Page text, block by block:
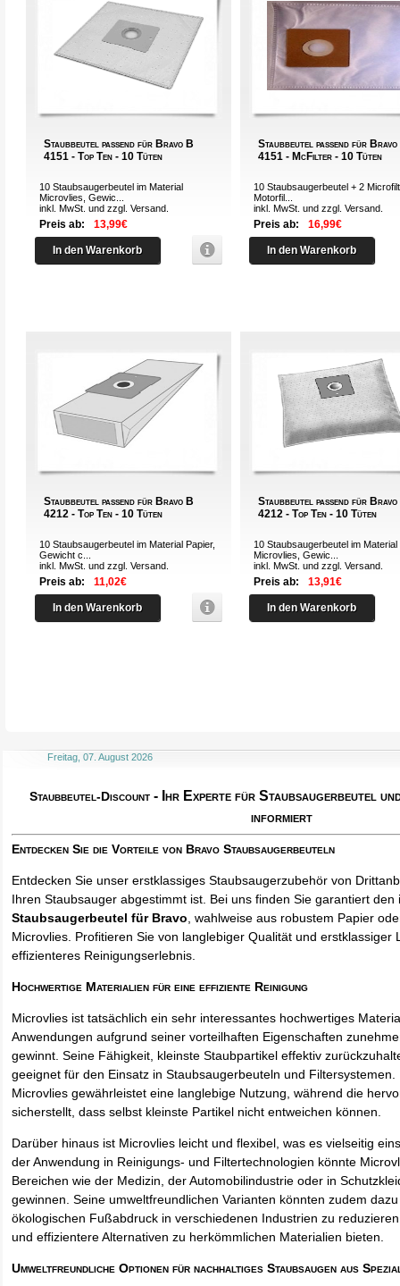
Staubbeutel passend für Bravo B
4151 - Top Ten - 10 Tüten
10 Staubsaugerbeutel im Material
Microvlies, Gewic...
inkl. MwSt. und zzgl.Versand
Preis ab: 13,99€
In den Warenkorb
Staubbeutel passend für
4151 - McFilter - 10 Tüten
10 Staubsaugerbeutel + 2
Motorfil...
inkl. MwSt. und zzgl.Versand
Preis ab: 16,99€
In den Warenkorb
Staubbeutel passend für Bravo B
4212 - Top Ten - 10 Tüten
10 Staubsaugerbeutel im Material Papier,
Gewicht c...
inkl. MwSt. und zzgl.Versand
Preis ab: 11,02€
In den Warenkorb
Staubbeutel passend für
4212 - Top Ten - 10 Tüten
10 Staubsaugerbeutel im Material
Microvlies, Gewic...
inkl. MwSt. und zzgl.Versand
Preis ab: 13,91€
In den Warenkorb
Freitag, 07. August 2026
Staubbeutel-Discount - Ihr Experte für Staubsaugerbeutel
informiert
Entdecken Sie die Vorteile von Bravo Staubsaugerbeuteln
Entdecken Sie unser erstklassiges Staubsaugerzubehör von
Ihren Staubsauger abgestimmt ist. Bei uns finden Sie garantiert den
Staubsaugerbeutel für Bravo, wahlweise aus robustem Papier
Microvlies. Profitieren Sie von langlebiger Qualität und erstklassiger
effizienteres Reinigungserlebnis.
Hochwertige Materialien für eine effiziente Reinigung
Microvlies ist tatsächlich ein sehr interessantes hochwertiges
Anwendungen aufgrund seiner vorteilhaften Eigenschaften
gewinnt. Seine Fähigkeit, kleinste Staubpartikel effektiv
geeignet für den Einsatz in Staubsaugerbeuteln und
Microvlies gewährleistet eine langlebige Nutzung, während die
sicherstellt, dass selbst kleinste Partikel nicht entweichen können.
Darüber hinaus ist Microvlies leicht und flexibel, was es vielseitig
der Anwendung in Reinigungs- und Filtertechnologien könnte
Bereichen wie der Medizin, der Automobilindustrie oder in
gewinnen. Seine umweltfreundlichen Varianten könnten zudem
ökologischen Fußabdruck in verschiedenen Industrien zu
und effizientere Alternativen zu herkömmlichen Materialien bieten.
Umweltfreundliche Optionen für nachhaltiges Staubsaugen aus